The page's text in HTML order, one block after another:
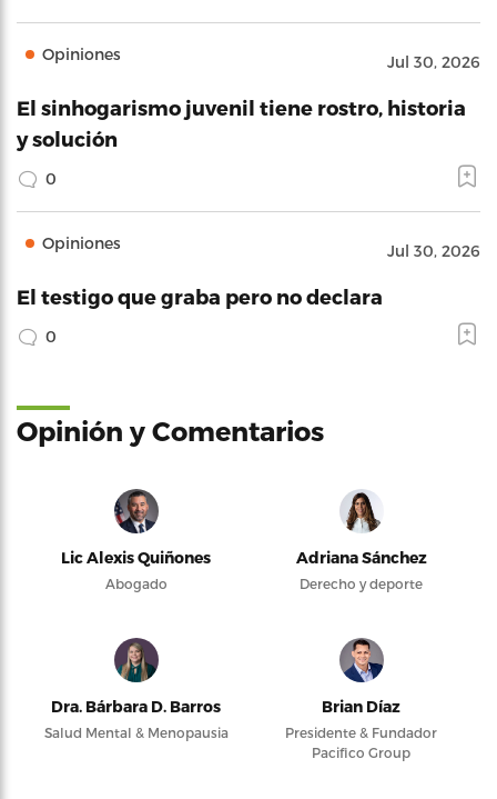
Opiniones Jul 30, 2026
El sinhogarismo juvenil tiene rostro, historia
y solución
0
Opiniones Jul 30, 2026
El testigo que graba pero no declara
0
Opinión y Comentarios
Lic Alexis Quiñones
Abogado
Adriana Sánchez
Derecho y deporte
Dra. Bárbara D. Barros
Salud Mental & Menopausia
Brian Díaz
Presidente & Fundador
Pacifico Group